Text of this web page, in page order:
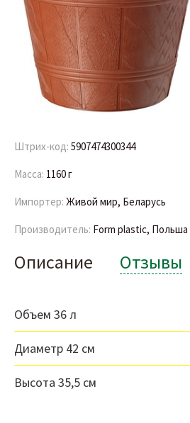
Штрих-код: 5907474300344
Масса: 1160 г
Импортер: Живой мир, Беларусь
Производитель: Form plastic, Польша
Описание Отзывы
Объем 36 л
Диаметр 42 см
Высота 35,5 см